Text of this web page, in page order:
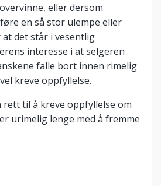
eller dersom
en så stor ulempe eller
det står i vesentlig
interesse i at selgeren
falle bort innen rimelig
kreve oppfyllelse.
til å kreve oppfyllelse om
urimelig lenge med å fremme